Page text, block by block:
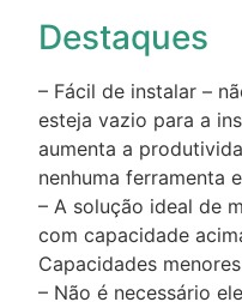
Destaques
– Fácil de instalar –
esteja vazio para a
aumenta a
nenhuma ferramenta
– A solução ideal de
com capacidade
Capacidades
– Não é necessário